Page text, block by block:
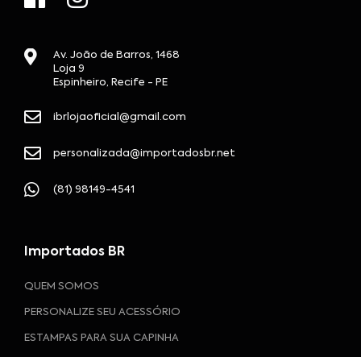
Av. João de Barros, 1468
Loja 9
Espinheiro, Recife - PE
ibrlojaoficial@gmail.com
personalizada@importadosbr.net
(81) 98149-4541
Importados BR
QUEM SOMOS
PERSONALIZE SEU ACESSÓRIO
ESTAMPAS PARA SUA CAPINHA